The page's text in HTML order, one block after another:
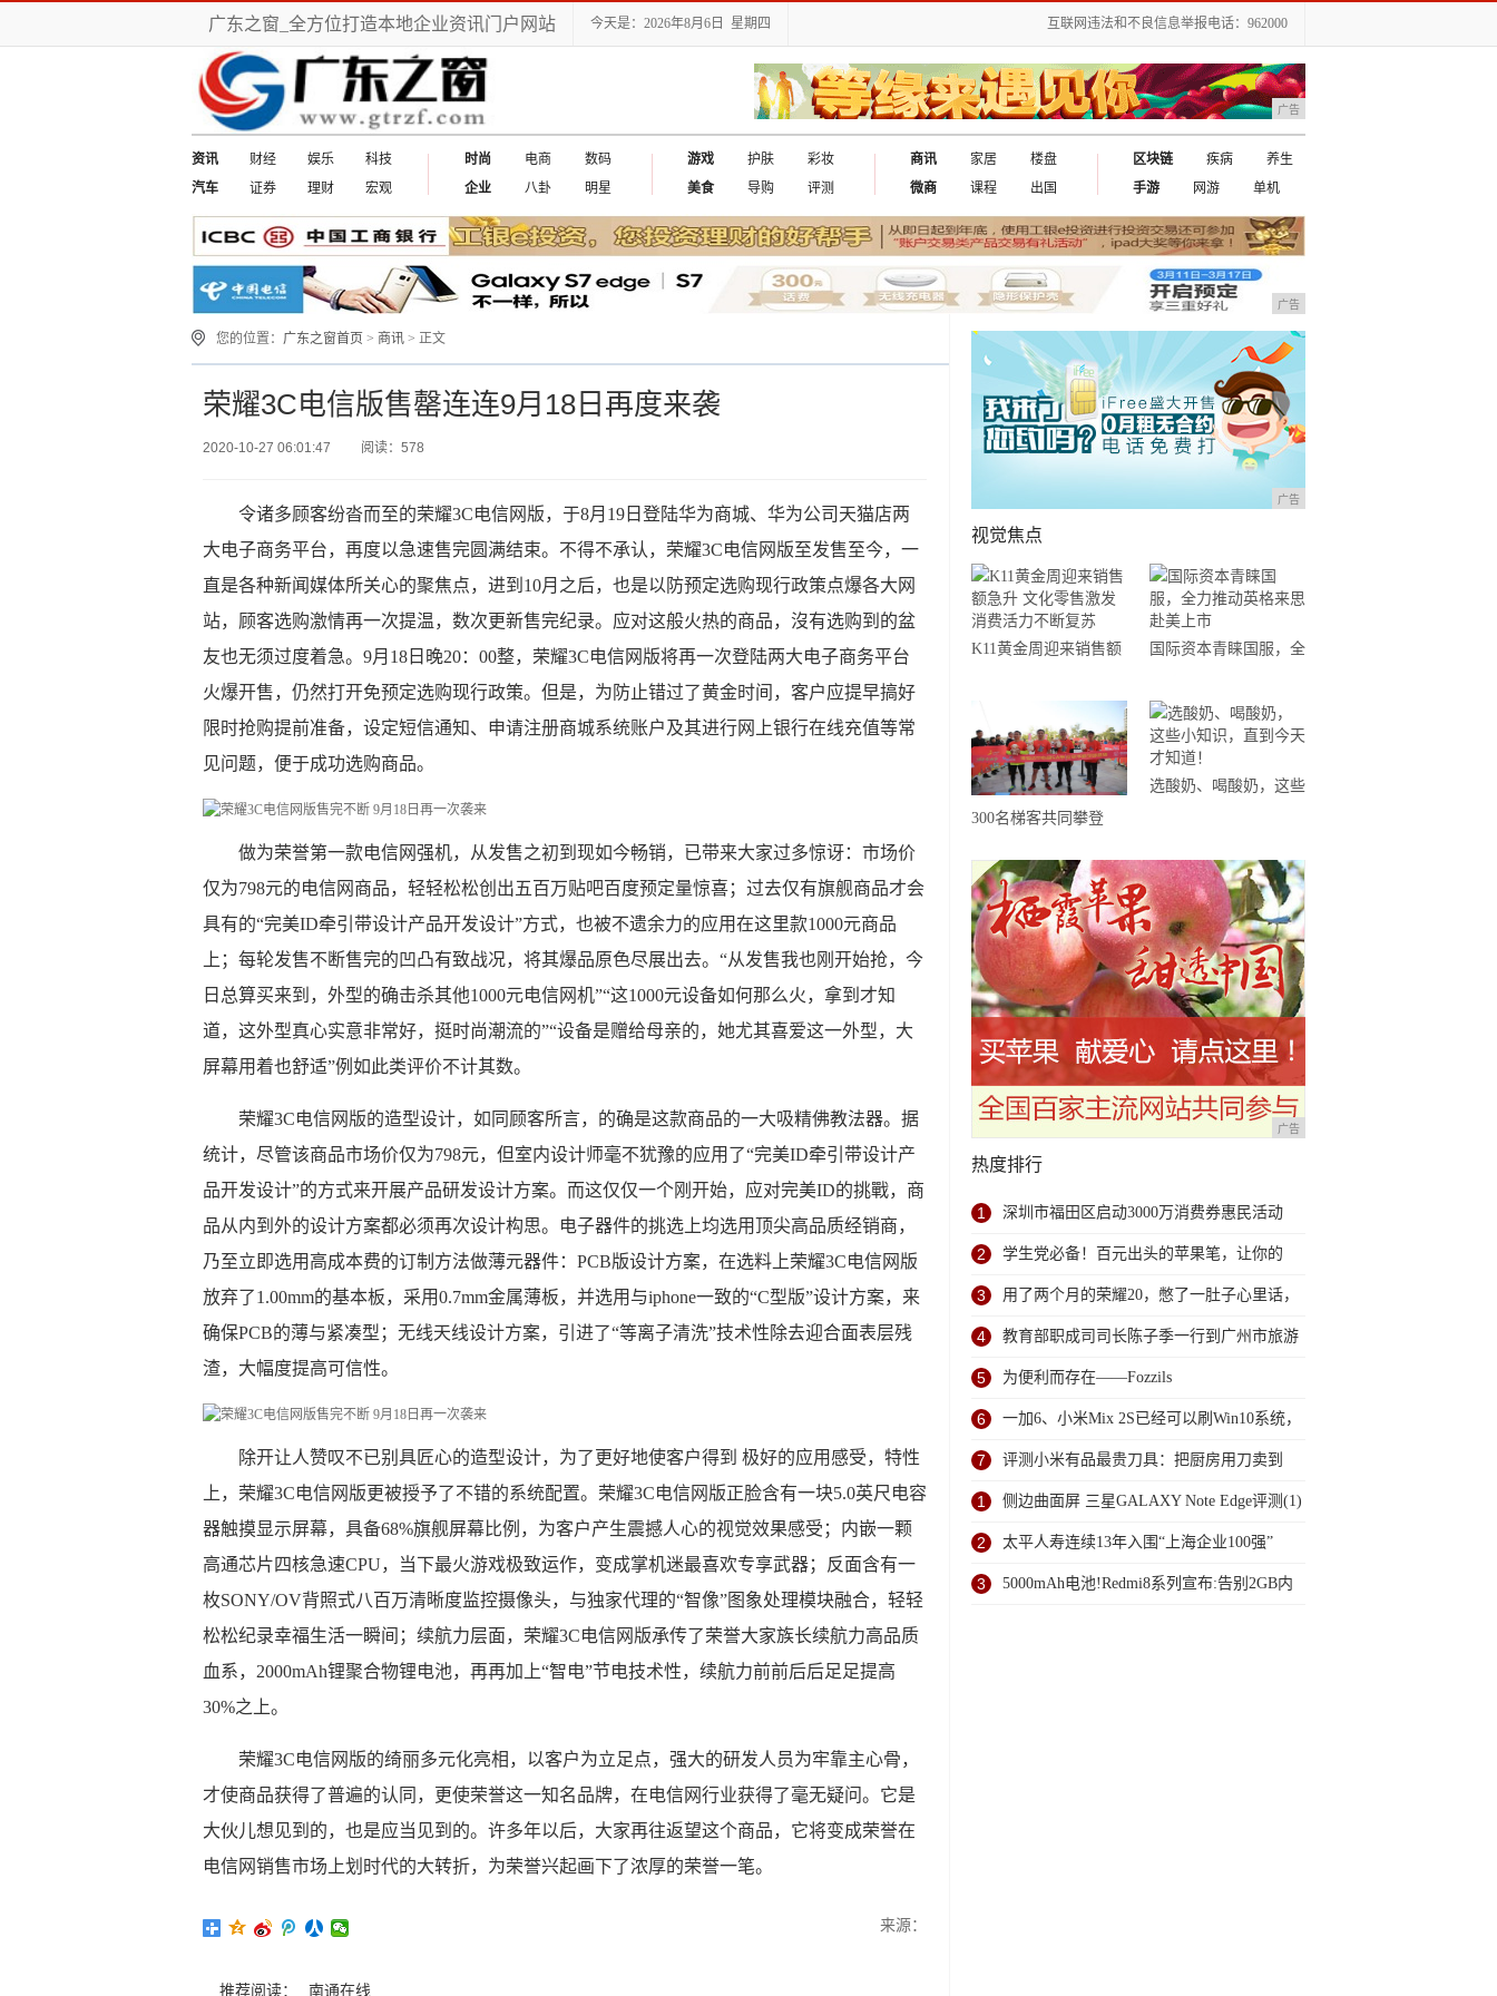
广东之窗_全方位打造本地企业资讯门户网站 今天是：2026年8月6日 星期四 互联网违法和不良信息举报电话：962000
广告
资讯 财经 娱乐
科技
汽车
证券 理财 宏观
时尚 电商
数码
企业
八卦 明星
游戏 护肤
彩妆
美食
导购 评测
商讯 家居
楼盘
微商
课程 出国
区块链 疾病
养生
手游
网游 单机
广告
您的位置： 广东之窗首页 > 商讯 > 正文
荣耀3C电信版售罄连连9月18日再度来袭
2020-10-27 06:01:47 阅读：578
令诸多顾客纷沓而至的荣耀3C电信网版，于8月19日登陆华为商城、华为公司天猫店两
大电子商务平台，再度以急速售完圆满结束。不得不承认，荣耀3C电信网版至发售至今，一
直是各种新闻媒体所关心的聚焦点，进到10月之后，也是以防预定选购现行政策点爆各大网
站，顾客选购激情再一次提温，数次更新售完纪录。应对这般火热的商品，沒有选购到的盆
友也无须过度着急。9月18日晚20：00整，荣耀3C电信网版将再一次登陆两大电子商务平台
火爆开售，仍然打开免预定选购现行政策。但是，为防止错过了黄金时间，客户应提早搞好
限时抢购提前准备，设定短信通知、申请注册商城系统账户及其进行网上银行在线充值等常
见问题，便于成功选购商品。
做为荣誉第一款电信网强机，从发售之初到现如今畅销，已带来大家过多惊讶：市场价
仅为798元的电信网商品，轻轻松松创出五百万贴吧百度预定量惊喜；过去仅有旗舰商品才会
具有的“完美ID牵引带设计产品开发设计”方式，也被不遗余力的应用在这里款1000元商品
上；每轮发售不断售完的凹凸有致战况，将其爆品原色尽展出去。“从发售我也刚开始抢，今
日总算买来到，外型的确击杀其他1000元电信网机”“这1000元设备如何那么火，拿到才知
道，这外型真心实意非常好，挺时尚潮流的”“设备是赠给母亲的，她尤其喜爱这一外型，大
屏幕用着也舒适”例如此类评价不计其数。
荣耀3C电信网版的造型设计，如同顾客所言，的确是这款商品的一大吸精佛教法器。据
统计，尽管该商品市场价仅为798元，但室内设计师毫不犹豫的应用了“完美ID牵引带设计产
品开发设计”的方式来开展产品研发设计方案。而这仅仅一个刚开始，应对完美ID的挑戰，商
品从内到外的设计方案都必须再次设计构思。电子器件的挑选上均选用顶尖高品质经销商，
乃至立即选用高成本费的订制方法做薄元器件：PCB版设计方案，在选料上荣耀3C电信网版
放弃了1.00mm的基本板，采用0.7mm金属薄板，并选用与iphone一致的“C型版”设计方案，来
确保PCB的薄与紧凑型；无线天线设计方案，引进了“等离子清洗”技术性除去迎合面表层残
渣，大幅度提高可信性。
除开让人赞叹不已别具匠心的造型设计，为了更好地使客户得到 极好的应用感受，特性
上，荣耀3C电信网版更被授予了不错的系统配置。荣耀3C电信网版正脸含有一块5.0英尺电容
器触摸显示屏幕，具备68%旗舰屏幕比例，为客户产生震撼人心的视觉效果感受；内嵌一颗
高通芯片四核急速CPU，当下最火游戏极致运作，变成掌机迷最喜欢专享武器；反面含有一
枚SONY/OV背照式八百万清晰度监控摄像头，与独家代理的“智像”图象处理模块融合，轻轻
松松纪录幸福生活一瞬间；续航力层面，荣耀3C电信网版承传了荣誉大家族长续航力高品质
血系，2000mAh锂聚合物锂电池，再再加上“智电”节电技术性，续航力前前后后足足提高
30%之上。
荣耀3C电信网版的绮丽多元化亮相，以客户为立足点，强大的研发人员为牢靠主心骨，
才使商品获得了普遍的认同，更使荣誉这一知名品牌，在电信网行业获得了毫无疑问。它是
大伙儿想见到的，也是应当见到的。许多年以后，大家再往返望这个商品，它将变成荣誉在
电信网销售市场上划时代的大转折，为荣誉兴起画下了浓厚的荣誉一笔。
来源：
推荐阅读： 南通在线
广告
视觉焦点
K11黄金周迎来销售额
国际资本青睐国服，全
市
300名梯客共同攀登
级精英赛顺德海骏达中
心站欢乐开跑
选酸奶、喝酸奶，这些
广告
热度排行
1 深圳市福田区启动3000万消费券惠民活动
2 学生党必备！百元出头的苹果笔，让你的
iPad成为学习神器
3 用了两个月的荣耀20，憋了一肚子心里话，
今天终于一吐为快
4 教育部职成司司长陈子季一行到广州市旅游
商务职业学校考察调研
5 为便利而存在——Fozzils
6 一加6、小米Mix 2S已经可以刷Win10系统，
网友：安卓提不动刀了？
7 评测小米有品最贵刀具：把厨房用刀卖到
999元的秘密
1 侧边曲面屏 三星GALAXY Note Edge评测(1)
2 太平人寿连续13年入围“上海企业100强”
3 5000mAh电池!Redmi8系列宣布:告别2GB内